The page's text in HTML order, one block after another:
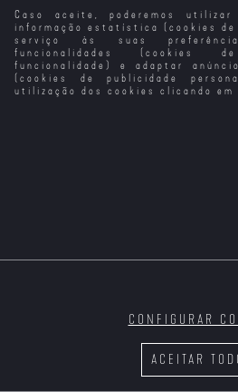
Caso aceite, poderemos
informação estatística (cookies
serviço às suas
funcionalidades (cookies
funcionalidade) e adaptar
(cookies de publicidade
utilização dos cookies clicando em
ACEITAR
CONFIGURAR
O Grande
Desafio (1982)
O Grande
Showman
Elfkins - Uma
Nova Aventura